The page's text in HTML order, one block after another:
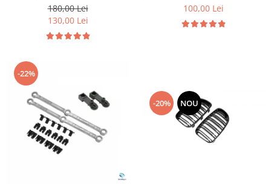
180,00 Lei
130,00 Lei
100,00 Lei
-22%
-20% NOU